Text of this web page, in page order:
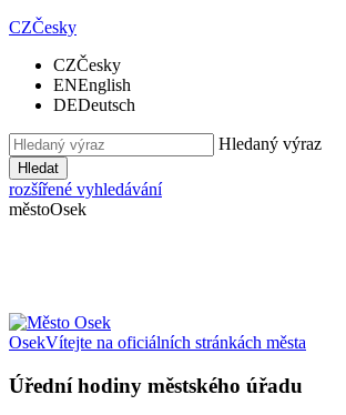
CZČesky
CZČesky
ENEnglish
DEDeutsch
Hledaný výraz
Hledat
rozšířené vyhledávání
městoOsek
OsekVítejte na oficiálních stránkách města
Úřední hodiny městského úřadu